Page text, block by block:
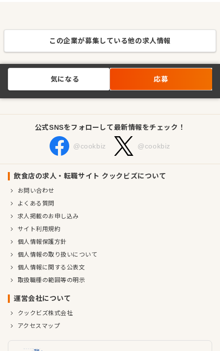
この企業が募集している他の求人情報
気になる 応募
公式SNSをフォローして最新情報をチェック！
@cookbiz @cookbiz
飲食店の求人・転職サイト クックビズについて
お問い合わせ
よくある質問
求人掲載のお申し込み
サイト利用規約
個人情報保護方針
個人情報の取り扱いについて
個人情報に関する公表文
取扱職種の範囲等の明示
運営会社について
クックビズ株式会社
アクセスマップ